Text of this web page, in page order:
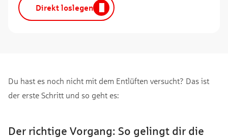
Direkt loslegen
Du hast es noch nicht mit dem Entlüften versucht? Das ist
der erste Schritt und so geht es:
Der richtige Vorgang: So gelingt dir die